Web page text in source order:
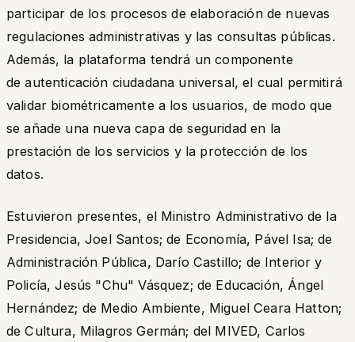
participar de los procesos de elaboración de nuevas
regulaciones administrativas y las consultas públicas.
Además, la plataforma tendrá un componente
de autenticación ciudadana universal, el cual permitirá
validar biométricamente a los usuarios, de modo que
se añade una nueva capa de seguridad en la
prestación de los servicios y la protección de los
datos.
Estuvieron presentes, el Ministro Administrativo de la
Presidencia, Joel Santos; de Economía, Pável Isa; de
Administración Pública, Darío Castillo; de Interior y
Policía, Jesús "Chu" Vásquez; de Educación, Ángel
Hernández; de Medio Ambiente, Miguel Ceara Hatton;
de Cultura, Milagros Germán; del MIVED, Carlos